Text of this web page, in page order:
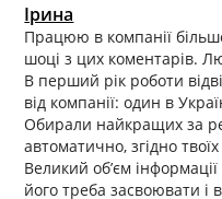
Ірина
Працюю в компанії
шоці з цих коментарів.
В перший рік роботи
від компанії: один в
Обирали найкращих за
автоматично, згідно
Великий обʼєм інформації
його треба засвоювати і